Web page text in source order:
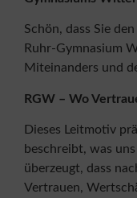
Schön, dass Sie
Ruhr-Gymnasium
Miteinanders und
RGW – Wo
Dieses Leitmotiv
beschreibt, was
überzeugt, dass
Vertrauen,